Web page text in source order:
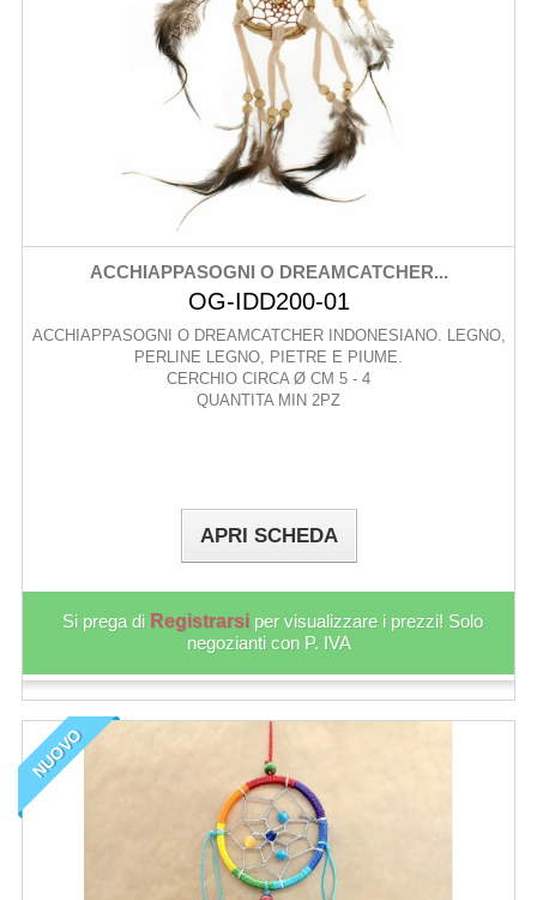
ACCHIAPPASOGNI O DREAMCATCHER...
OG-IDD200-01
ACCHIAPPASOGNI O DREAMCATCHER INDONESIANO. LEGNO,
PERLINE LEGNO, PIETRE E PIUME.
CERCHIO CIRCA Ø CM 5 - 4
QUANTITA MIN 2PZ
APRI SCHEDA
Si prega di Registrarsi per visualizzare i prezzi! Solo
negozianti con P. IVA
NUOVO